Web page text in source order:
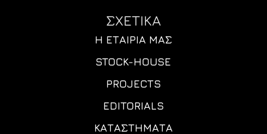
ΣΧΕΤΙΚΑ
Η ΕΤΑΙΡΊΑ ΜΑΣ
STOCK-HOUSE
PROJECTS
EDITORIALS
ΚΑΤΑΣΤΉΜΑΤΑ